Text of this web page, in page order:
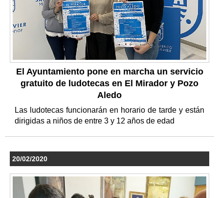
El Ayuntamiento pone en marcha un servicio
gratuito de ludotecas en El Mirador y Pozo
Aledo
Las ludotecas funcionarán en horario de tarde y están
dirigidas a niños de entre 3 y 12 años de edad
20/02/2020